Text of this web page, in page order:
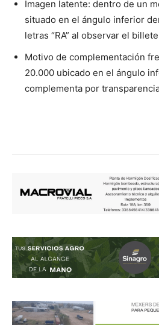
Imagen latente: dentro de un
situado en el ángulo inferior
letras “RA” al observar el
Motivo de complementación
20.000 ubicado en el ángulo
complementa por